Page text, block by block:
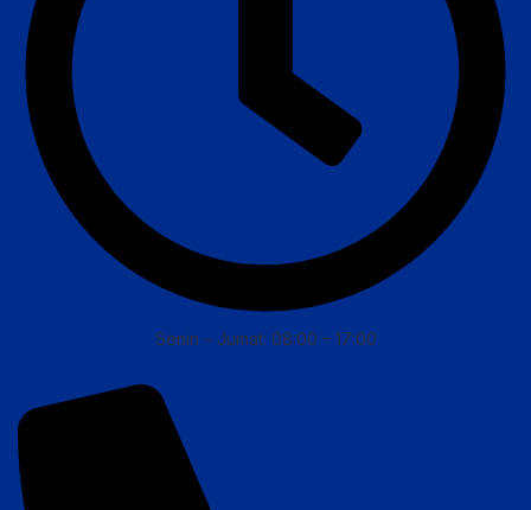
Senin – Jumat: 08:00 – 17:00